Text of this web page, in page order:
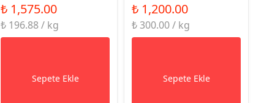
₺ 1,575.00
₺ 196.88 / kg
Sepete Ekle
₺ 1,200.00
₺ 300.00 / kg
Sepete Ekle